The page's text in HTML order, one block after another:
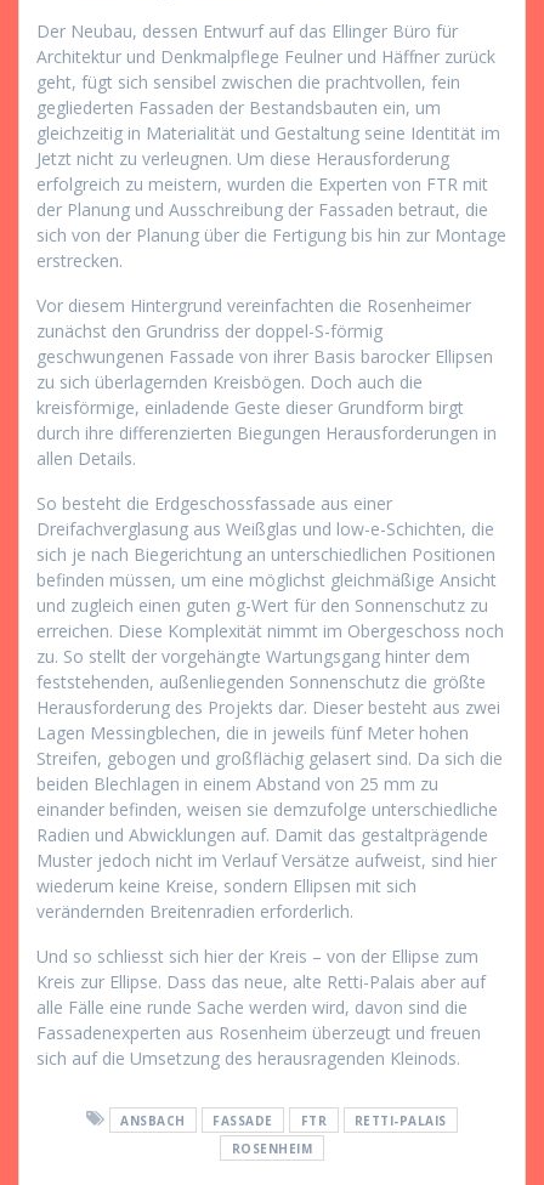
Der Neubau, dessen Entwurf auf das Ellinger Büro für
Architektur und Denkmalpflege Feulner und Häffner zurück
geht, fügt sich sensibel zwischen die prachtvollen, fein
gegliederten Fassaden der Bestandsbauten ein, um
gleichzeitig in Materialität und Gestaltung seine Identität im
Jetzt nicht zu verleugnen. Um diese Herausforderung
erfolgreich zu meistern, wurden die Experten von FTR mit
der Planung und Ausschreibung der Fassaden betraut, die
sich von der Planung über die Fertigung bis hin zur Montage
erstrecken.
Vor diesem Hintergrund vereinfachten die Rosenheimer
zunächst den Grundriss der doppel-S-förmig
geschwungenen Fassade von ihrer Basis barocker Ellipsen
zu sich überlagernden Kreisbögen. Doch auch die
kreisförmige, einladende Geste dieser Grundform birgt
durch ihre differenzierten Biegungen Herausforderungen in
allen Details.
So besteht die Erdgeschossfassade aus einer
Dreifachverglasung aus Weißglas und low-e-Schichten, die
sich je nach Biegerichtung an unterschiedlichen Positionen
befinden müssen, um eine möglichst gleichmäßige Ansicht
und zugleich einen guten g-Wert für den Sonnenschutz zu
erreichen. Diese Komplexität nimmt im Obergeschoss noch
zu. So stellt der vorgehängte Wartungsgang hinter dem
feststehenden, außenliegenden Sonnenschutz die größte
Herausforderung des Projekts dar. Dieser besteht aus zwei
Lagen Messingblechen, die in jeweils fünf Meter hohen
Streifen, gebogen und großflächig gelasert sind. Da sich die
beiden Blechlagen in einem Abstand von 25 mm zu
einander befinden, weisen sie demzufolge unterschiedliche
Radien und Abwicklungen auf. Damit das gestaltprägende
Muster jedoch nicht im Verlauf Versätze aufweist, sind hier
wiederum keine Kreise, sondern Ellipsen mit sich
verändernden Breitenradien erforderlich.
Und so schliesst sich hier der Kreis – von der Ellipse zum
Kreis zur Ellipse. Dass das neue, alte Retti-Palais aber auf
alle Fälle eine runde Sache werden wird, davon sind die
Fassadenexperten aus Rosenheim überzeugt und freuen
sich auf die Umsetzung des herausragenden Kleinods.
ANSBACH FASSADE FTR
RETTI-PALAIS
ROSENHEIM